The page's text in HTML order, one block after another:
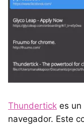
Thundertick es un
navegador. Este